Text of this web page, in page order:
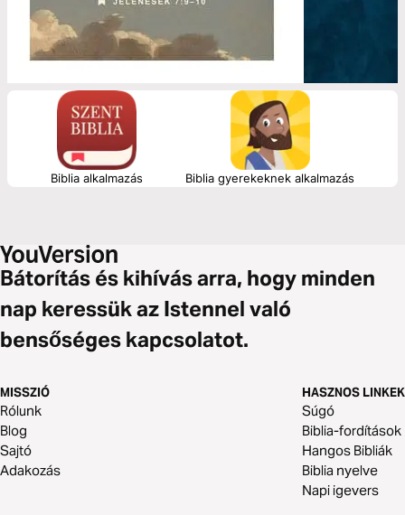
Biblia alkalmazás Biblia gyerekeknek alkalmazás
Bátorítás és kihívás arra, hogy minden
nap keressük az Istennel való
bensőséges kapcsolatot.
MISSZIÓ
Rólunk
Blog
Sajtó
Adakozás
HASZNOS LINKEK
Súgó
Biblia-fordítások
Hangos Bibliák
Biblia nyelve
Napi igevers